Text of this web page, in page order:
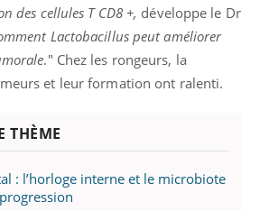
des cellules T CD8 +, développe le Dr
Lactobacillus peut améliorer
." Chez les rongeurs, la
et leur formation ont ralenti.
THÈME
: l’horloge interne et le microbiote